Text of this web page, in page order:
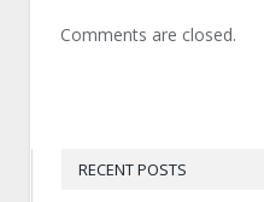
Comments are closed.
RECENT POSTS